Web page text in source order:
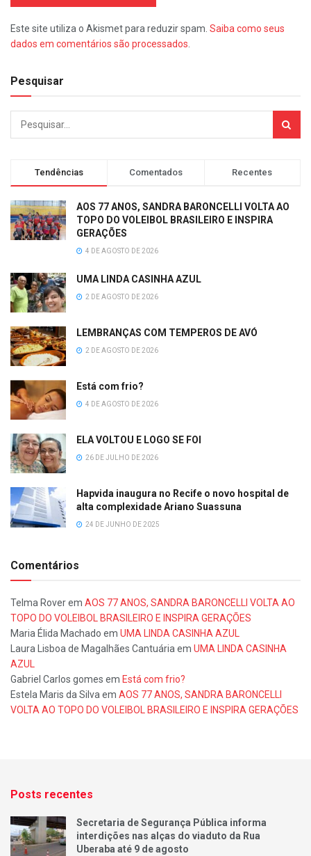
Este site utiliza o Akismet para reduzir spam. Saiba como seus
dados em comentários são processados
Pesquisar
Tendências Comentados Recentes
AOS 77 ANOS, SANDRA BARONCELLI VOLTA AO
TOPO DO VOLEIBOL BRASILEIRO E INSPIRA
GERAÇÕES
4 DE AGOSTO DE 2026
UMA LINDA CASINHA AZUL
2 DE AGOSTO DE 2026
LEMBRANÇAS COM TEMPEROS DE AVÓ
2 DE AGOSTO DE 2026
Está com frio?
4 DE AGOSTO DE 2026
ELA VOLTOU E LOGO SE FOI
26 DE JULHO DE 2026
Hapvida inaugura no Recife o novo hospital de
alta complexidade Ariano Suassuna
24 DE JUNHO DE 2025
Comentários
Telma Roverem AOS 77 ANOS, SANDRA BARONCELLI VOLTA AO
TOPO DO VOLEIBOL BRASILEIRO E INSPIRA GERAÇÕES
Maria Élida Machado em UMA LINDA CASINHA AZUL
Laura Lisboa de Magalhães Cantuáriaem UMA LINDA CASINHA
AZUL
Gabriel Carlos gomes em Está com frio?
Estela Maris da Silvaem AOS 77 ANOS, SANDRA BARONCELLI
VOLTA AO TOPO DO VOLEIBOL BRASILEIRO E INSPIRA GERAÇÕES
Posts recentes
Secretaria de Segurança Pública informa
interdições nas alças do viaduto da Rua
Uberaba até 9 de agosto